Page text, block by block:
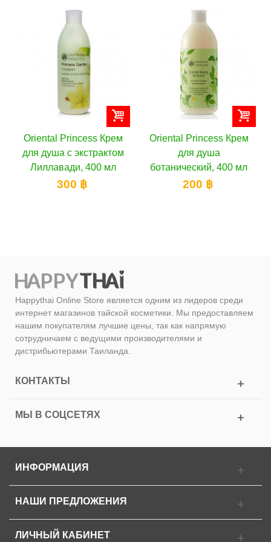
Oriental Princess Крем
для душа с экстрактом
Лиллавади, 400 мл
300 ฿
Oriental Princess Крем
для душа
ботанический, 400 мл
200 ฿
Happythai Online Store является одним из лидеров среди
интернет магазинов тайской косметики. Мы предоставляем
нашим покупателям лучшие цены, так как напрямую
сотрудничаем с ведущими производителями и
дистрибьютерами Таиланда.
КОНТАКТЫ
МЫ В СОЦСЕТЯХ
ИНФОРМАЦИЯ
НАШИ ПРЕДЛОЖЕНИЯ
ЛИЧНЫЙ КАБИНЕТ